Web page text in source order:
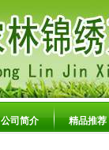
公司简介 精品推荐